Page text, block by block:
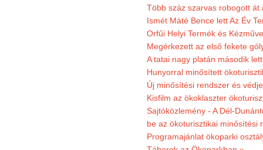
Több száz szarvas robogott át
Ismét Máté Bence lett Az Év
Orfűi Helyi Termék és
Megérkezett az első fekete
A tatai nagy platán második
Hunyorral minősített
Új minősítési rendszer és
Kisfilm az ökoklaszter
Sajtóközlemény - A Dél-
be az ökoturisztikai minősítési
Programajánlat ökoparki